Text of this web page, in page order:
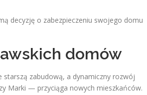
decyzję o zabezpieczeniu swojego domu
domów
zabudową, a dynamiczny rozwój
Marki — przyciąga nowych mieszkańców.